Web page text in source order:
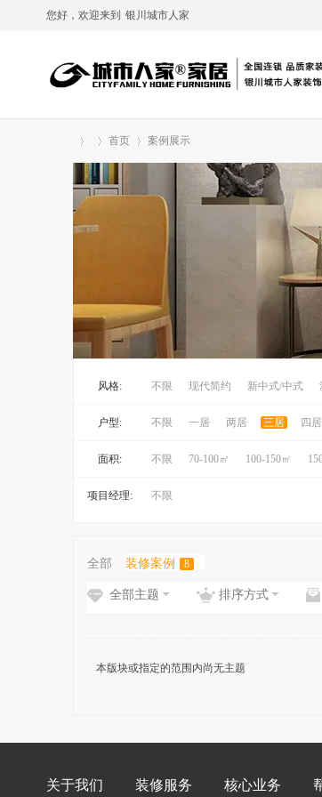
您好，欢迎来到 银川城市人家
»
首页 案例展示
风格: 不限 现代简约 新中式/中式
户型: 不限 一居 两居 三居 四居
面积: 不限 70-100㎡ 100-150㎡
项目经理: 不限
全部 装修案例 8
全部主题 排序方式
本版块或指定的范围内尚无主题
关于我们 装修服务 核心业务